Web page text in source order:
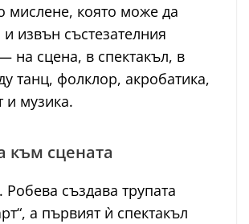
мислене, която може да
извън състезателния
на сцена, в спектакъл, в
танц, фолклор, акробатика,
и музика.
към сцената
Робева създава трупата
а първият ѝ спектакъл